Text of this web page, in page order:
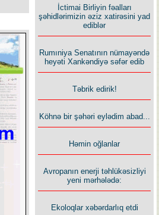
İctimai Birliyin fəalları
şəhidlərimizin əziz xatirəsini yad
ediblər
Rumıniya Senatının nümayəndə
heyəti Xankəndiyə səfər edib
Təbrik edirik!
Köhnə bir şəhəri eylədim abad...
Həmin oğlanlar
Avropanın enerji təhlükəsizliyi
yeni mərhələdə:
Ekoloqlar xəbərdarlıq etdi